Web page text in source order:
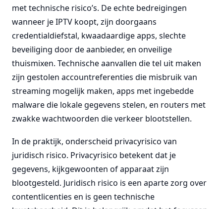
met technische risico’s. De echte bedreigingen
wanneer je IPTV koopt, zijn doorgaans
credentialdiefstal, kwaadaardige apps, slechte
beveiliging door de aanbieder, en onveilige
thuismixen. Technische aanvallen die tel uit maken
zijn gestolen accountreferenties die misbruik van
streaming mogelijk maken, apps met ingebedde
malware die lokale gegevens stelen, en routers met
zwakke wachtwoorden die verkeer blootstellen.
In de praktijk, onderscheid privacyrisico van
juridisch risico. Privacyrisico betekent dat je
gegevens, kijkgewoonten of apparaat zijn
blootgesteld. Juridisch risico is een aparte zorg over
contentlicenties en is geen technische